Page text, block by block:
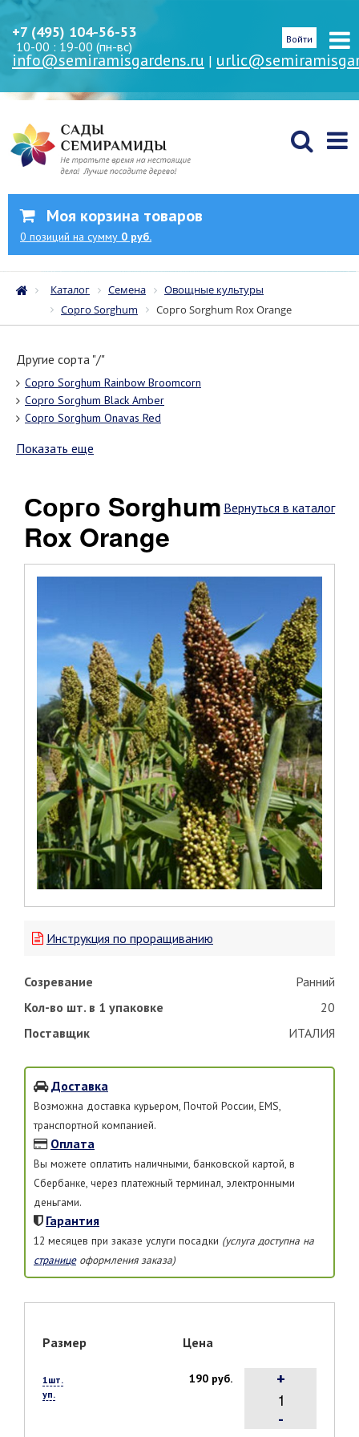
+7 (495) 104-56-53
10-00 : 19-00 (пн-вс)
info@semiramisgardens.ru |
Войти
Моя корзина товаров
0 позиций на сумму 0 руб.
Каталог Семена
Овощные культуры
Сорго Sorghum
Сорго Sorghum Rox Orange
Другие сорта "/"
Сорго Sorghum Rainbow Broomcorn
Сорго Sorghum Black Amber
Сорго Sorghum Onavas Red
Показать еще
Вернуться в каталог
Сорго Sorghum
Rox Orange
Инструкция по проращиванию
Созревание
Ранний
Кол-во шт. в 1 упаковке
20
Поставщик
ИТАЛИЯ
Доставка
Возможна доставка курьером, Почтой России, EMS,
транспортной компанией.
Оплата
Вы можете оплатить наличными, банковской картой, в
Сбербанке, через платежный терминал, электронными
деньгами.
Гарантия
12 месяцев при заказе услуги посадки (услуга доступна на
страницеоформления заказа)
Размер Цена
1шт.
уп.
190 руб.
-
+